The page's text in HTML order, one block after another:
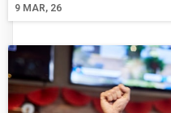
9 MAR, 26